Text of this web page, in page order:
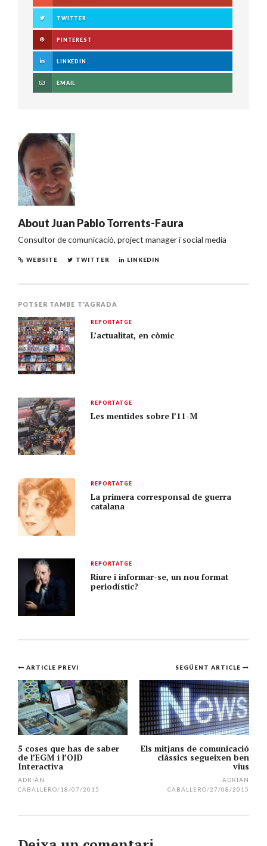
TWITTER
PINTEREST
LINKEDIN
EMAIL
AboutJuan Pablo Torrents-Faura
Consultor de comunicació, project manager i social media
WEBSITE TWITTER LINKEDIN
POTSER TAMBÉ T'AGRADA
REPORTATGE
L’actualitat, en còmic
REPORTATGE
Les mentides sobre l’11-M
REPORTATGE
La primera corresponsal de guerra
catalana
REPORTATGE
Riure i informar-se, un nou format
periodístic?
Navegació
per
l'article
SEGÜENT ARTICLE
Els mitjans de comunicació
clàssics segueixen ben
vius
ADRIÁN
CABALLERO/27/08/2015
ARTICLE PREVI
5 coses que has de saber
de l’EGM i l’OJD
Interactiva
ADRIÁN
CABALLERO/18/07/2015